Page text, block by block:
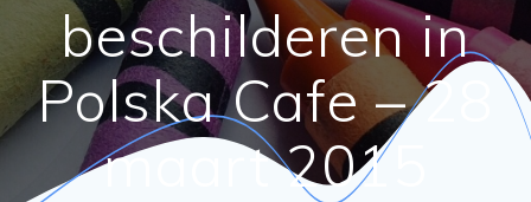
beschilderen in
Polska Cafe – 28
maart 2015